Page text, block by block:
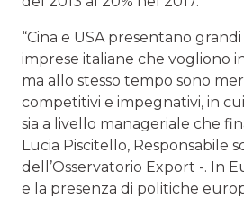
“Cina e USA presentano
imprese italiane che vogliono
ma allo stesso tempo sono
competitivi e impegnativi, in
sia a livello manageriale che
Lucia Piscitello, Responsabile
dell’Osservatorio Export -. In
e la presenza di politiche